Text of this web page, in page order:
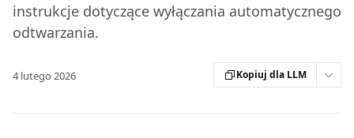
instrukcje dotyczące wyłączania automatycznego
odtwarzania.
4 lutego 2026 Kopiuj dla LLM